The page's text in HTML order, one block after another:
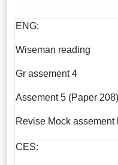
ENG:
Wiseman reading
Gr assement 4
Assement 5 (Paper 208)
Revise Mock assement
CES: